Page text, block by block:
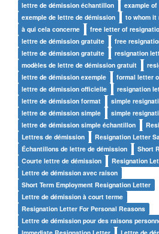
lettre de démission échantillon
example
exemple de lettre de démission
to whom it
à qui cela concerne
free letter of
lettre de démission gratuite
free
lettre de démission gratuite
resignation
modèles de lettre de démission gratuit
lettre de démission exemple
formal letter
lettre de démission officielle
resignation
lettre de démission format
simple
lettre de démission simple
simple
lettre de démission simple échantillon
Lettres de démission
Resignation Letter
Échantillons de lettre de démission
Short
Courte lettre de démission
Resignation
Lettre de démission avec raison
Short Term Employment Resignation Letter
Lettre de démission à court terme
Resignation Letter For Personal Reasons
Lettre de démission pour des raisons